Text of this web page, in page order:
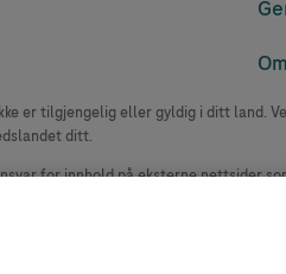
er tilgjengelig eller gyldig i ditt land.
ditt.
for innhold på eksterne nettsider